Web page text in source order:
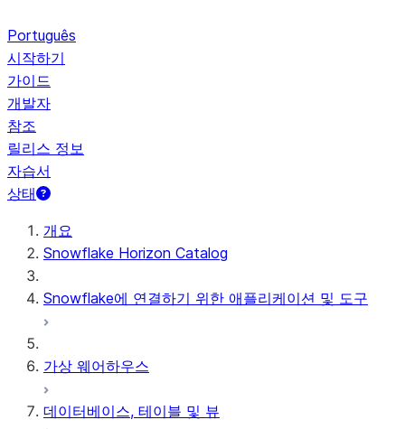
Português
시작하기
가이드
개발자
참조
릴리스 정보
자습서
상태
개요
Snowflake Horizon Catalog
Snowflake에 연결하기 위한 애플리케이션 및 도구
가상 웨어하우스
데이터베이스, 테이블 및 뷰